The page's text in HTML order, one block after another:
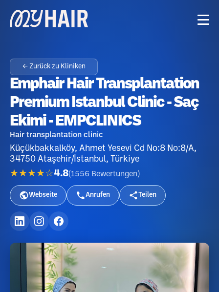
← Zurück zu Kliniken
Emphair Hair Transplantation
Premium Istanbul Clinic - Saç
Ekimi - EMPCLINICS
Hair transplantation clinic
Küçükbakkalköy, Ahmet Yesevi Cd No:8 No:8/A,
34750 Ataşehir/İstanbul, Türkiye
★★★★☆4.8(1556 Bewertungen )
Webseite Anrufen Teilen